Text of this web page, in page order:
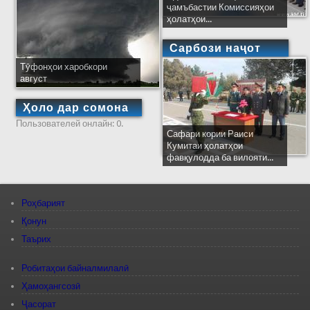
Тӯфонҳои харобкори
август
Ҳоло дар сомона
Пользователей онлайн: 0.
ҷамъбастии Комиссияҳои
ҳолатҳои...
Сарбози наҷот
Сафари кории Раиси
Кумитаи ҳолатҳои
фавқулодда ба вилояти...
Роҳбарият
Қонун
Таърих
Робитаҳои байналмилалӣ
Ҳамоҳангсозӣ
Ҷасорат